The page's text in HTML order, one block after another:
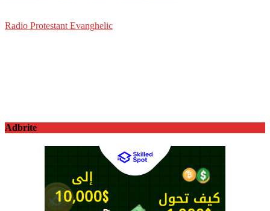
Radio Protestant Evanghelic
Adbrite